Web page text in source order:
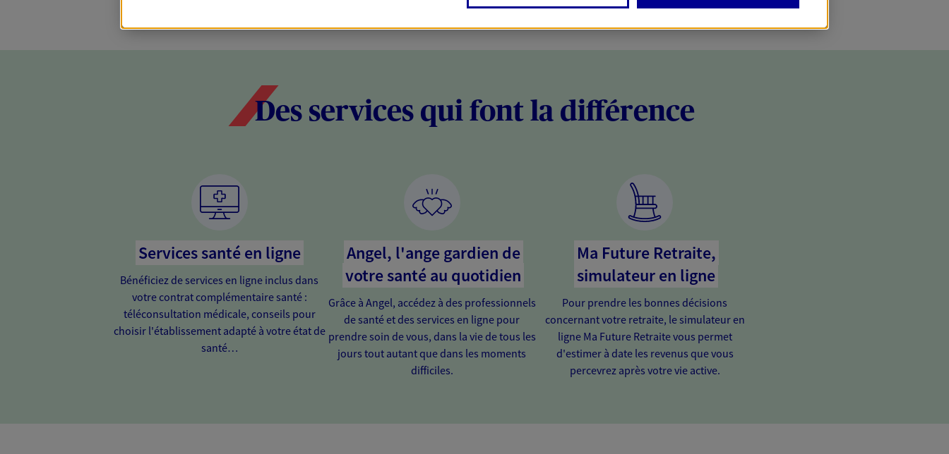
Des services qui font la différence
Services santé en ligne
Bénéficiez de services en ligne inclus dans
votre contrat complémentaire santé :
téléconsultation médicale, conseils pour
choisir l'établissement adapté à votre état de
santé…
Angel, l'ange gardien de
votre santé au quotidien
Grâce à Angel, accédez à des professionnels
de santé et des services en ligne pour
prendre soin de vous, dans la vie de tous les
jours tout autant que dans les moments
difficiles.
Ma Future Retraite,
simulateur en ligne
Pour prendre les bonnes décisions
concernant votre retraite, le simulateur en
ligne Ma Future Retraite vous permet
d'estimer à date les revenus que vous
percevrez après votre vie active.